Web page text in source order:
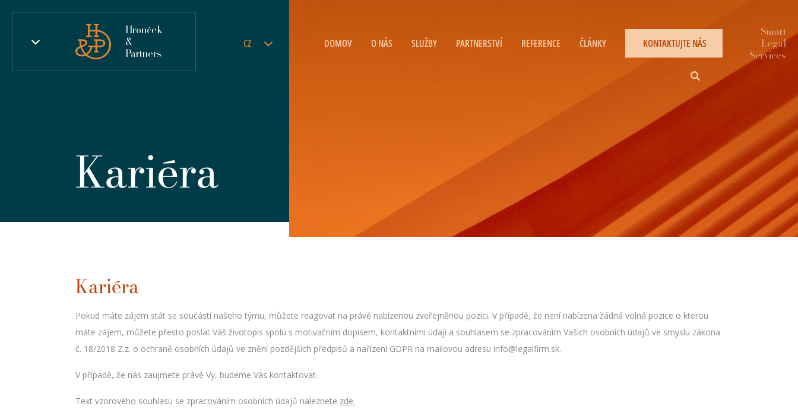
Hronček
&
Partners
CZ DOMOV O NÁS SLUŽBY PARTNERSTVÍ REFERENCE ČLÁNKY KONTAKTUJTE NÁS
Kariéra
Kariéra
Pokud máte zájem stát se součástí našeho týmu, můžete reagovat na právě nabízenou zveřejněnou pozici. V případě, že není nabízena žádná volná pozice o kterou
máte zájem, můžete přesto poslat Váš životopis spolu s motivačním dopisem, kontaktními údaji a souhlasem se zpracováním Vašich osobních údajů ve smyslu zákona
č. 18/2018 Z.z. o ochraně osobních údajů ve znění pozdějších předpisů a nařízení GDPR na mailovou adresu info@legalfirm.sk.
V případě, že nás zaujmete právě Vy, budeme Vás kontaktovat.
Text vzorového souhlasu se zpracováním osobních údajů naleznete zde.